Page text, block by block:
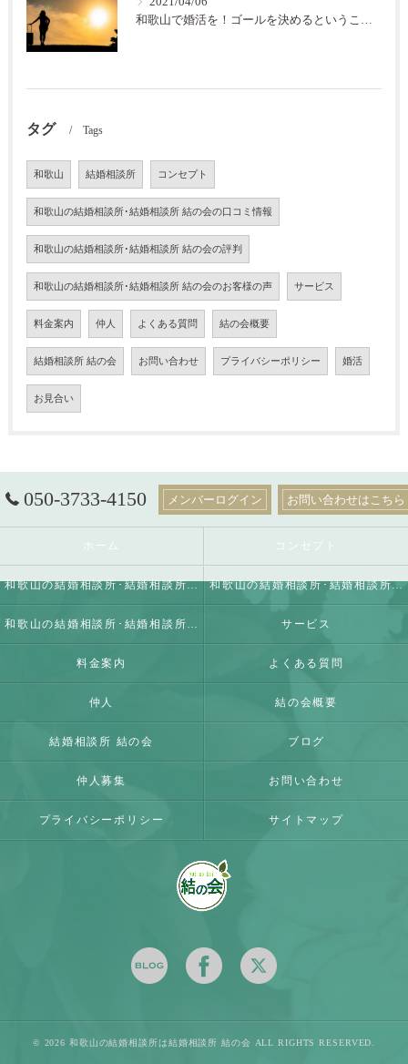
タグ Tags
和歌山 結婚相談所 コンセプト
和歌山の結婚相談所･結婚相談所 結の会の口コミ情報
和歌山の結婚相談所･結婚相談所 結の会の評判
和歌山の結婚相談所･結婚相談所 結の会のお客様の声 サービス
料金案内 仲人 よくある質問 結の会概要
結婚相談所 結の会 お問い合わせ プライバシーポリシー 婚活
お見合い
050-3733-4150 メンバーログイン お問い合わせはこちら
ホーム コンセプト
和歌山の結婚相談所･結婚相談所 結の会の口コミ情報 和歌山の結婚相談所･結婚相談所 結の会の評判
和歌山の結婚相談所･結婚相談所 結の会のお客様の声 サービス
料金案内 よくある質問
仲人 結の会概要
結婚相談所 結の会 ブログ
仲人募集 お問い合わせ
プライバシーポリシー サイトマップ
© 2026 和歌山の結婚相談所は結婚相談所 結の会 ALL RIGHTS RESERVED.